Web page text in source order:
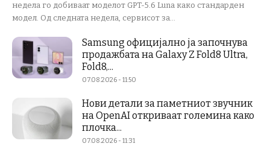
недела го добиваат моделот GPT-5.6 Luna како стандарден
модел. Од следната недела, сервисот за...
Samsung официјално ја започнува
продажбата на Galaxy Z Fold8 Ultra,
Fold8,...
07.08.2026 - 11:50
Нови детали за паметниот звучник
на OpenAI откриваат големина како
плочка...
07.08.2026 - 11:31